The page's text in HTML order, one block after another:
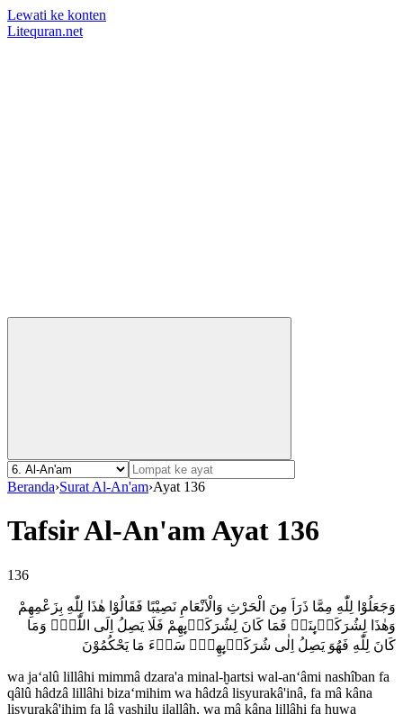
Lewati ke konten
Litequran.net
Beranda›Surat Al-An'am›Ayat 136
Tafsir Al-An'am Ayat 136
136
وَجَعَلُوْا لِلّٰهِ مِمَّا ذَرَاَ مِنَ الْحَرْثِ وَالْاَنْعَامِ نَصِيْبًا فَقَالُوْا هٰذَا لِلّٰهِ بِزَعْمِهِمْ
وَهٰذَا لِشُرَكَاۤىِٕنَاۚ فَمَا كَانَ لِشُرَكَاۤىِٕهِمْ فَلَا يَصِلُ اِلَى اللّٰهِۚ وَمَا
كَانَ لِلّٰهِ فَهُوَ يَصِلُ اِلٰى شُرَكَاۤىِٕهِمْۗ سَاۤءَ مَا يَحْكُمُوْنَ
wa ja‘alû lillâhi mimmâ dzara'a minal-ḫartsi wal-an‘âmi nashîban fa
qâlû hâdzâ lillâhi biza‘mihim wa hâdzâ lisyurakâ'inâ, fa mâ kâna
lisyurakâ'ihim fa lâ yashilu ilallâh, wa mâ kâna lillâhi fa huwa